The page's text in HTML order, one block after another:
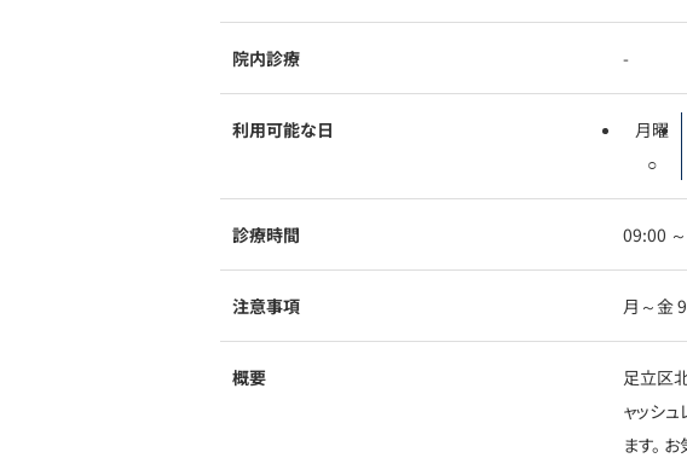
院内診療 -
利用可能な日
月曜
○
診療時間 09:00
注意事項 月～金
概要
足立区
ャッシ
ます。